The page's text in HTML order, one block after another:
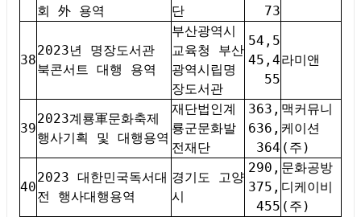
회 外 용역
단
73
38
2023년 명장도서관
북콘서트 대행 용역
부산광역시
교육청 부산
광역시립명
장도서관
54,5
45,4
55
라미앤
39
2023계룡軍문화축제
행사기획 및 대행용역
재단법인계
룡군문화발
전재단
363,
636,
364
맥커뮤니
케이션
(주)
40
2023 대한민국독서대
전 행사대행용역
경기도 고양
시
290,
375,
455
문화공방
디케이비
(주)